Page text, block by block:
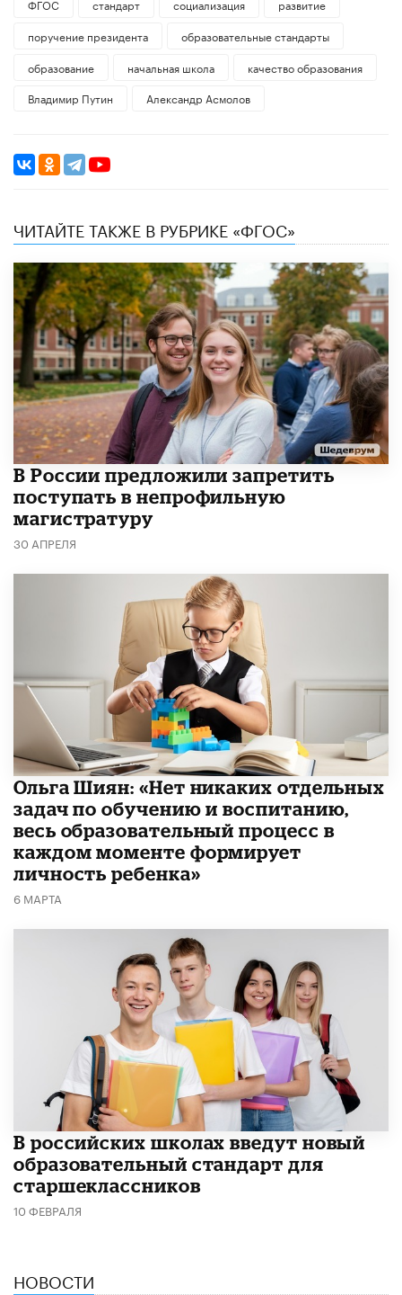
ФГОС стандарт социализация
развитие
поручение президента
образовательные стандарты
образование
начальная школа
качество образования
Владимир Путин
Александр Асмолов
ЧИТАЙТЕ ТАКЖЕ В РУБРИКЕ «ФГОС»
В России предложили запретить
поступать в непрофильную
магистратуру
30 АПРЕЛЯ
Ольга Шиян: «Нет никаких отдельных
задач по обучению и воспитанию,
весь образовательный процесс в
каждом моменте формирует
личность ребенка»
6 МАРТА
В российских школах введут новый
образовательный стандарт для
старшеклассников
10 ФЕВРАЛЯ
НОВОСТИ